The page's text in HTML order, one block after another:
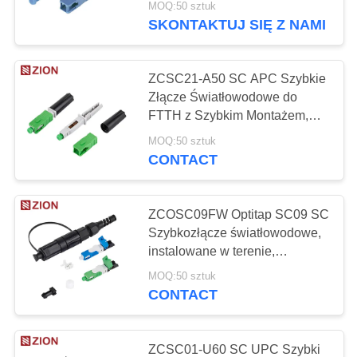
powodzenia instalacji i
wbudowaną strukturą
MOQ:50 sztuk
SKONTAKTUJ SIĘ Z NAMI
ZCSC21-A50 SC APC Szybkie
Złącze Światłowodowe do
FTTH z Szybkim Montażem,
Wielokrotnego Użytku i
Wysokim Wskaźnikiem
MOQ:50 sztuk
CONTACT
ZCOSC09FW Optitap SC09 SC
Szybkozłącze światłowodowe,
instalowane w terenie,
wodoszczelne IP68 z niską
stratą wtrąceniową
MOQ:50 sztuk
CONTACT
ZCSC01-U60 SC UPC Szybki